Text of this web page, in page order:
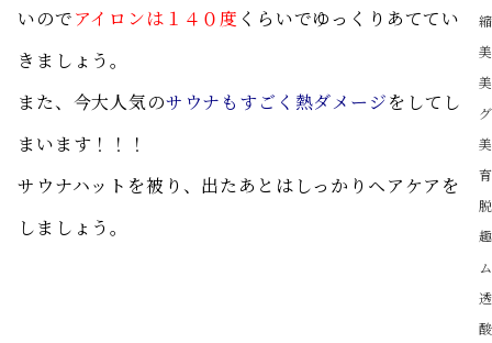
いのでアイロンは１４０度 くらいでゆっくりあててい
きましょう。
また、今大人気のサウナもすごく熱ダメージをしてし
まいます！！！
サウナハットを被り、出たあとはしっかりヘアケアを
しましょう。
グ
ム